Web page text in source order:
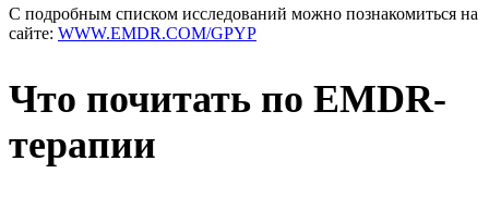
С подробным списком исследований можно познакомиться на
сайте: WWW.EMDR.COM/GPYP
Что почитать по EMDR-
терапии